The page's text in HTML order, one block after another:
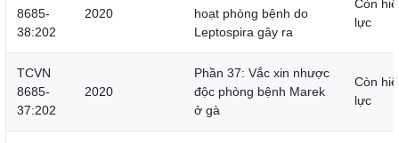
8685-
38:202
2020
hoạt phòng bệnh do
Leptospira gây ra
Còn
lực
TCVN
8685-
37:202
2020
Phần 37: Vắc xin nhược
độc phòng bệnh Marek
ở gà
Còn
lực